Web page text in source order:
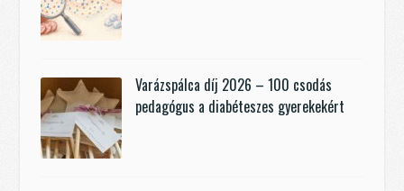
Varázspálca díj 2026 – 100 csodás
pedagógus a diabéteszes gyerekekért